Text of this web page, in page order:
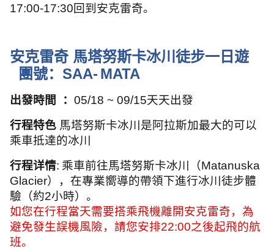
17:00-17:30回到安克雷奇。
安克雷奇 馬塔努斯卡冰川徒步一日遊
團號： SAA- MATA
出發時間 ： 05/18 ~ 09/15天天出發
行程特色 馬塔努斯卡冰川是阿拉斯加最大的可以
乘車抵達的冰川
行程详情: 乘車前往馬塔努斯卡冰川（Matanuska
Glacier），在專業嚮導的帶領下進行冰川徒步體
驗（約2小時）。
如您在行程當天需要搭乘飛機離開安克雷奇，為
避免發生誤機風險，請您安排22:00之後起飛的航
班。